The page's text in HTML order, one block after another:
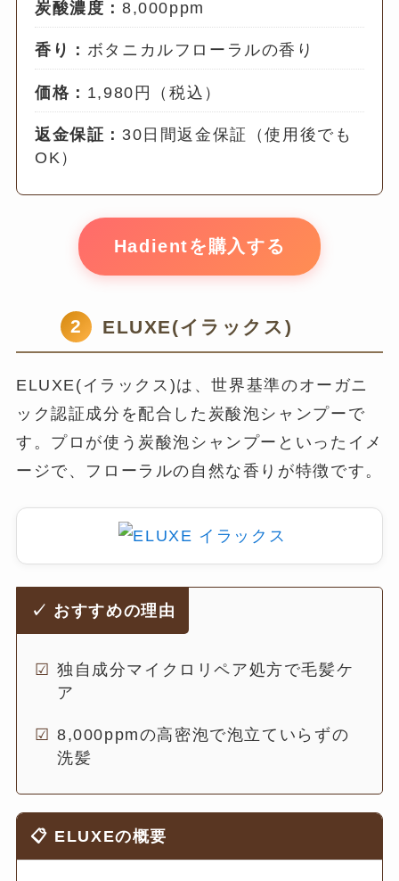
炭酸濃度： 8,000ppm
香り： ボタニカルフローラルの香り
価格： 1,980円（税込）
返金保証： 30日間返金保証（使用後でも
OK）
Hadientを購入する
2 ELUXE(イラックス)
ELUXE(イラックス)は、世界基準のオーガニ
ック認証成分を配合した炭酸泡シャンプーで
す。プロが使う炭酸泡シャンプーといったイメ
ージで、フローラルの自然な香りが特徴です。
✓ おすすめの理由
独自成分マイクロリペア処方で毛髪ケ
ア
8,000ppmの高密泡で泡立ていらずの
洗髪
📋 ELUXEの概要